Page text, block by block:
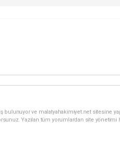
bulunuyor ve malatyahakimiyet.net sitesine
Yazılan tüm yorumlardan site